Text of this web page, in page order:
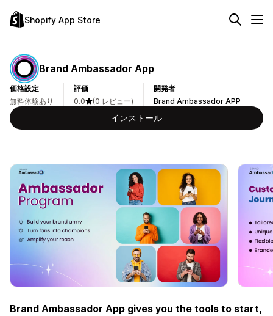
Shopify App Store
Brand Ambassador App
価格設定
無料体験あり
評価
0.0
(0 レビュー)
開発者
Brand Ambassador APP
インストール
Brand Ambassador App gives you the tools to start,